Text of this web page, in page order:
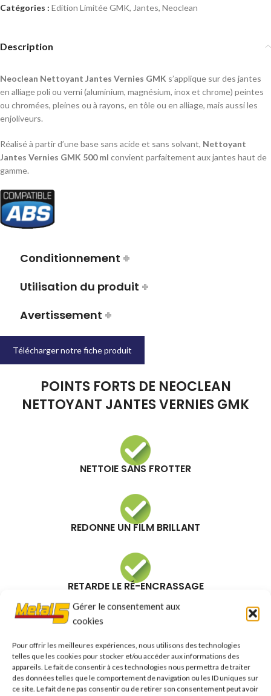
Gérer le consentement aux
cookies
Pour offrir les meilleures expériences, nous utilisons des technologies
telles que les cookies pour stocker et/ou accéder aux informations des
appareils. Le fait de consentir à ces technologies nous permettra de traiter
des données telles que le comportement de navigation ou les ID uniques sur
ce site. Le fait de ne pas consentir ou de retirer son consentement peut avoir
Catégories : Edition Limitée GMK, Jantes, Neoclean
Description
Neoclean Nettoyant Jantes Vernies GMK s’applique sur des jantes
en alliage poli ou verni (aluminium, magnésium, inox et chrome) peintes
ou chromées, pleines ou à rayons, en tôle ou en alliage, mais aussi les
enjoliveurs.
Réalisé à partir d’une base sans acide et sans solvant, Nettoyant
Jantes Vernies GMK 500 ml convient parfaitement aux jantes haut de
gamme.
Conditionnement
Utilisation du produit
Avertissement
Télécharger notre fiche produit
POINTS FORTS DE NEOCLEAN
NETTOYANT JANTES VERNIES GMK
NETTOIE SANS FROTTER
REDONNE UN FILM BRILLANT
RETARDE LE RÉ-ENCRASSAGE
APPROUVÉ PAR LES PROS